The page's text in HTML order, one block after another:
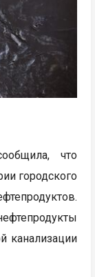
что
городского
канализации